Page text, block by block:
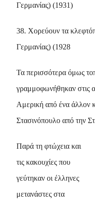
Γερμανίας) (1931)
38. Χορεύουν τα
Γερμανίας) (1928
Τα περισσότερα όμως
γραμμοφωνήθηκαν στις
Αμερική από ένα άλλον
Στασινόπουλο από την
Παρά τη φτώχεια και
τις κακουχίες που
γεύτηκαν οι έλληνες
μετανάστες στα